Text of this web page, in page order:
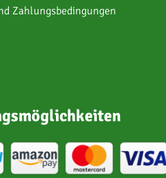
Zahlungsbedingungen